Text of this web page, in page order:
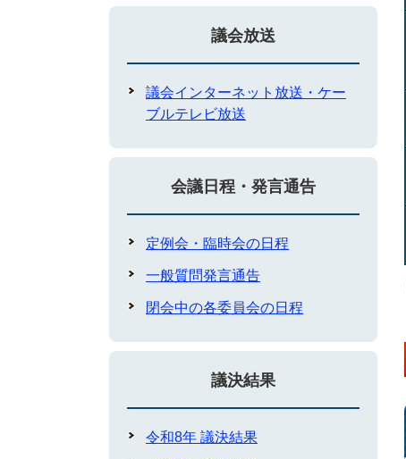
議会放送
議会インターネット放送・ケー
ブルテレビ放送
会議日程・発言通告
定例会・臨時会の日程
一般質問発言通告
閉会中の各委員会の日程
議決結果
令和8年 議決結果